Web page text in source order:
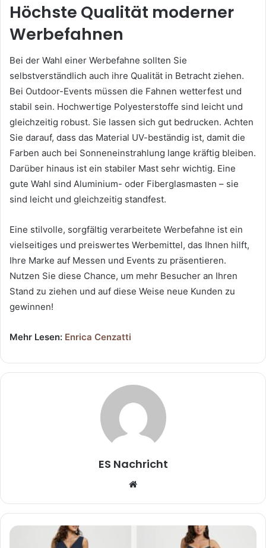
Höchste Qualität moderner
Werbefahnen
Bei der Wahl einer Werbefahne sollten Sie
selbstverständlich auch ihre Qualität in Betracht ziehen.
Bei Outdoor-Events müssen die Fahnen wetterfest und
stabil sein. Hochwertige Polyesterstoffe sind leicht und
gleichzeitig robust. Sie lassen sich gut bedrucken. Achten
Sie darauf, dass das Material UV-beständig ist, damit die
Farben auch bei Sonneneinstrahlung lange kräftig bleiben.
Darüber hinaus ist ein stabiler Mast sehr wichtig. Eine
gute Wahl sind Aluminium- oder Fiberglasmasten – sie
sind leicht und gleichzeitig standfest.
Eine stilvolle, sorgfältig verarbeitete Werbefahne ist ein
vielseitiges und preiswertes Werbemittel, das Ihnen hilft,
Ihre Marke auf Messen und Events zu präsentieren.
Nutzen Sie diese Chance, um mehr Besucher an Ihren
Stand zu ziehen und auf diese Weise neue Kunden zu
gewinnen!
Mehr Lesen: Enrica Cenzatti
ES Nachricht
b
s